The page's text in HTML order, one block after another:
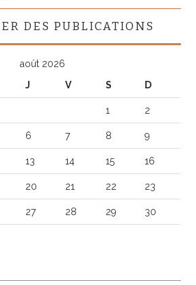
DES PUBLICATIONS
août 2026
J V S D
1 2
6 7 8 9
13 14 15 16
20 21 22 23
27 28 29 30